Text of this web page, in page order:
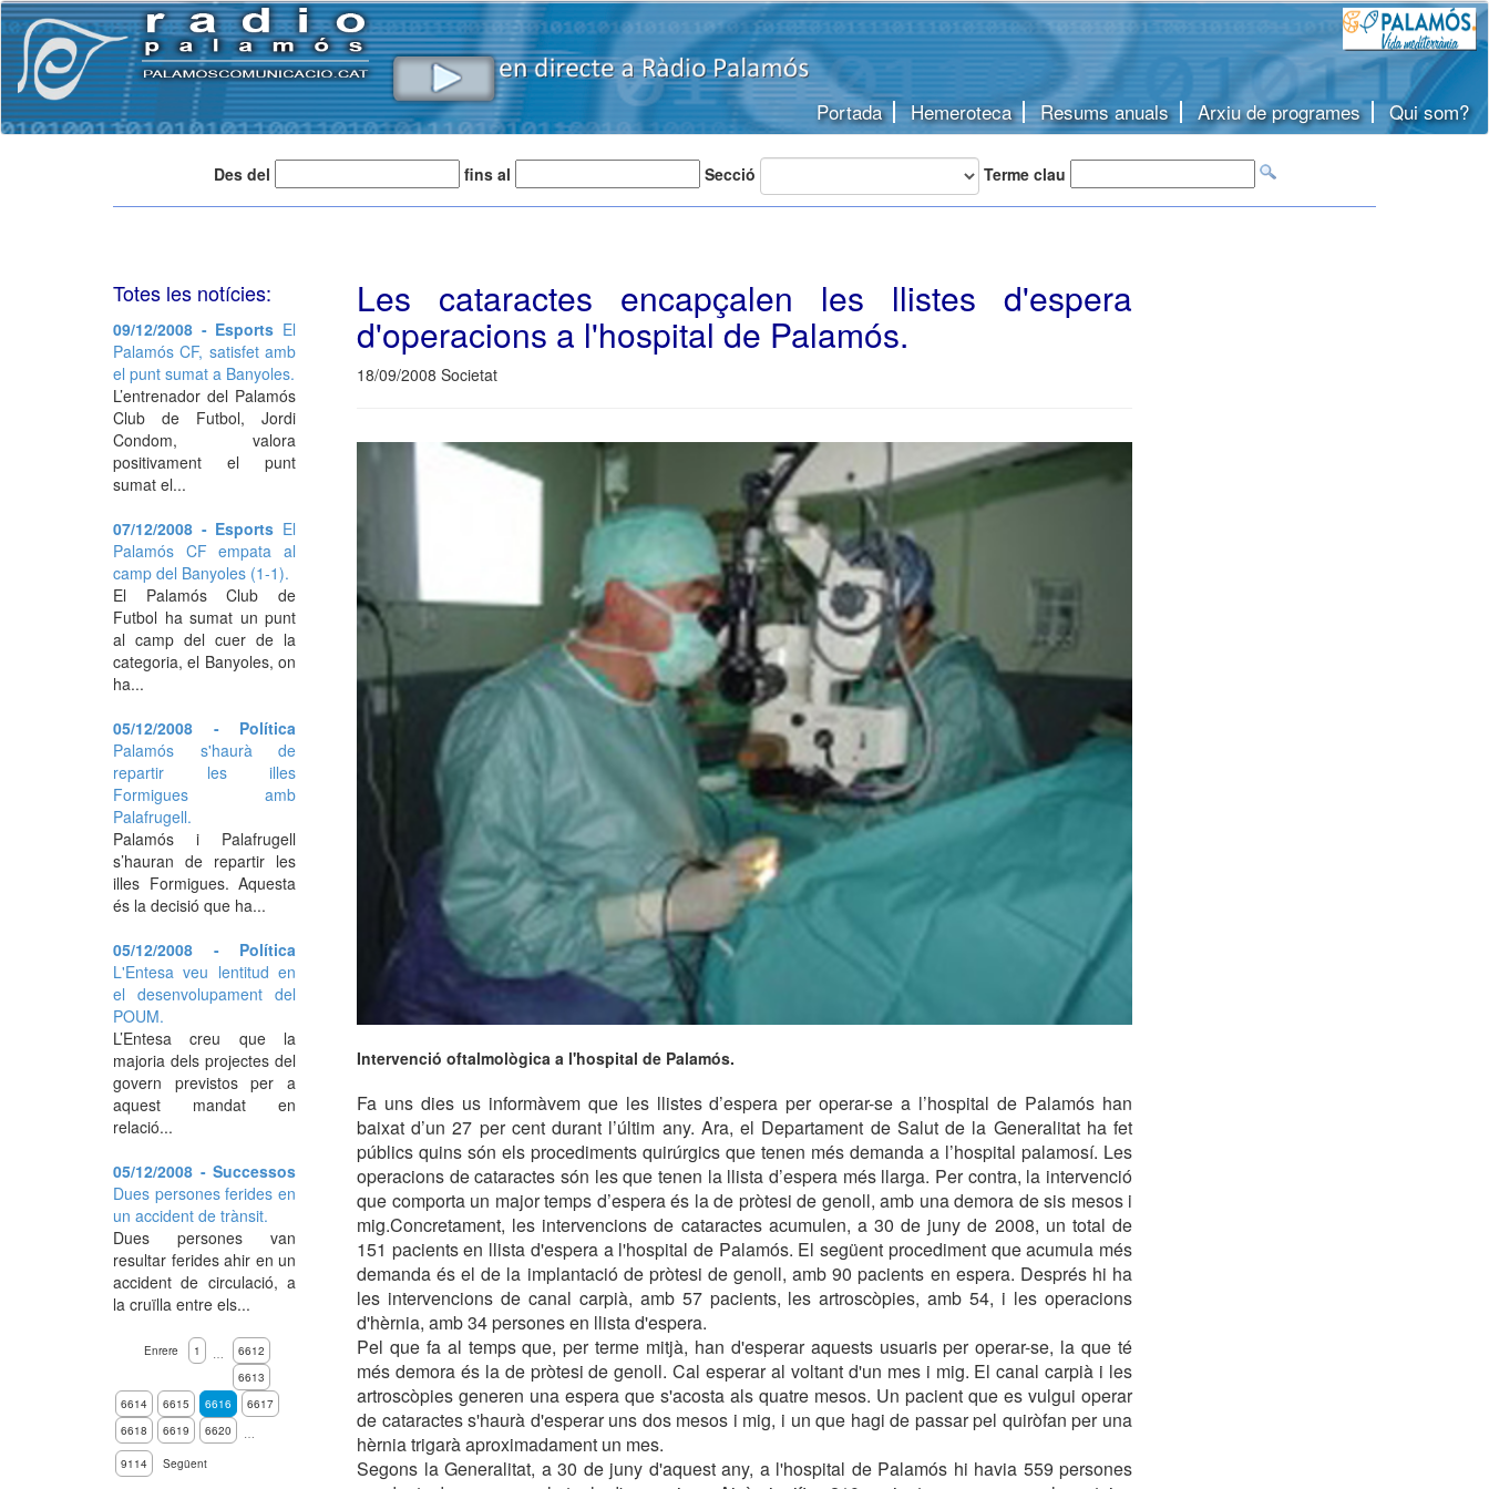
Portada Hemeroteca Resums anuals Arxiu de programes Qui som?
Des del fins al Secció Terme clau
Les cataractes encapçalen les llistes d'espera
d'operacions a l'hospital de Palamós.
18/09/2008 Societat
Intervenció oftalmològica a l'hospital de Palamós.
Fa uns dies us informàvem que les llistes d’espera per operar-se a l’hospital de Palamós han
baixat d’un 27 per cent durant l’últim any. Ara, el Departament de Salut de la Generalitat ha fet
públics quins són els procediments quirúrgics que tenen més demanda a l’hospital palamosí. Les
operacions de cataractes són les que tenen la llista d’espera més llarga. Per contra, la intervenció
que comporta un major temps d’espera és la de pròtesi de genoll, amb una demora de sis mesos i
mig.Concretament, les intervencions de cataractes acumulen, a 30 de juny de 2008, un total de
151 pacients en llista d'espera a l'hospital de Palamós. El següent procediment que acumula més
demanda és el de la implantació de pròtesi de genoll, amb 90 pacients en espera. Després hi ha
les intervencions de canal carpià, amb 57 pacients, les artroscòpies, amb 54, i les operacions
d'hèrnia, amb 34 persones en llista d'espera.
Pel que fa al temps que, per terme mitjà, han d'esperar aquests usuaris per operar-se, la que té
més demora és la de pròtesi de genoll. Cal esperar al voltant d'un mes i mig. El canal carpià i les
artroscòpies generen una espera que s'acosta als quatre mesos. Un pacient que es vulgui operar
de cataractes s'haurà d'esperar uns dos mesos i mig, i un que hagi de passar pel quiròfan per una
hèrnia trigarà aproximadament un mes.
Segons la Generalitat, a 30 de juny d'aquest any, a l'hospital de Palamós hi havia 559 persones
Totes les notícies:
09/12/2008 - Esports El
Palamós CF, satisfet amb
el punt sumat a Banyoles.
L’entrenador del Palamós
Club de Futbol, Jordi
Condom, valora
positivament el punt
sumat el...
07/12/2008 - Esports El
Palamós CF empata al
camp del Banyoles (1-1).
El Palamós Club de
Futbol ha sumat un punt
al camp del cuer de la
categoria, el Banyoles, on
ha...
05/12/2008 - Política
Palamós s'haurà de
repartir les illes
Formigues amb
Palafrugell.
Palamós i Palafrugell
s’hauran de repartir les
illes Formigues. Aquesta
és la decisió que ha...
05/12/2008 - Política
L'Entesa veu lentitud en
el desenvolupament del
POUM.
L’Entesa creu que la
majoria dels projectes del
govern previstos per a
aquest mandat en
relació...
05/12/2008 - Successos
Dues persones ferides en
un accident de trànsit.
Dues persones van
resultar ferides ahir en un
accident de circulació, a
la cruïlla entre els...
Enrere 1 …
6612
6613
6614
6615 6616
6617
6618
6619 6620
…
9114
Següent